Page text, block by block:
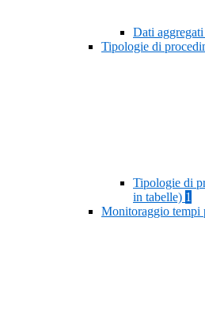
Dati
Tipologie di
Tipologie di
in tabelle) 1
Monitoraggio tempi